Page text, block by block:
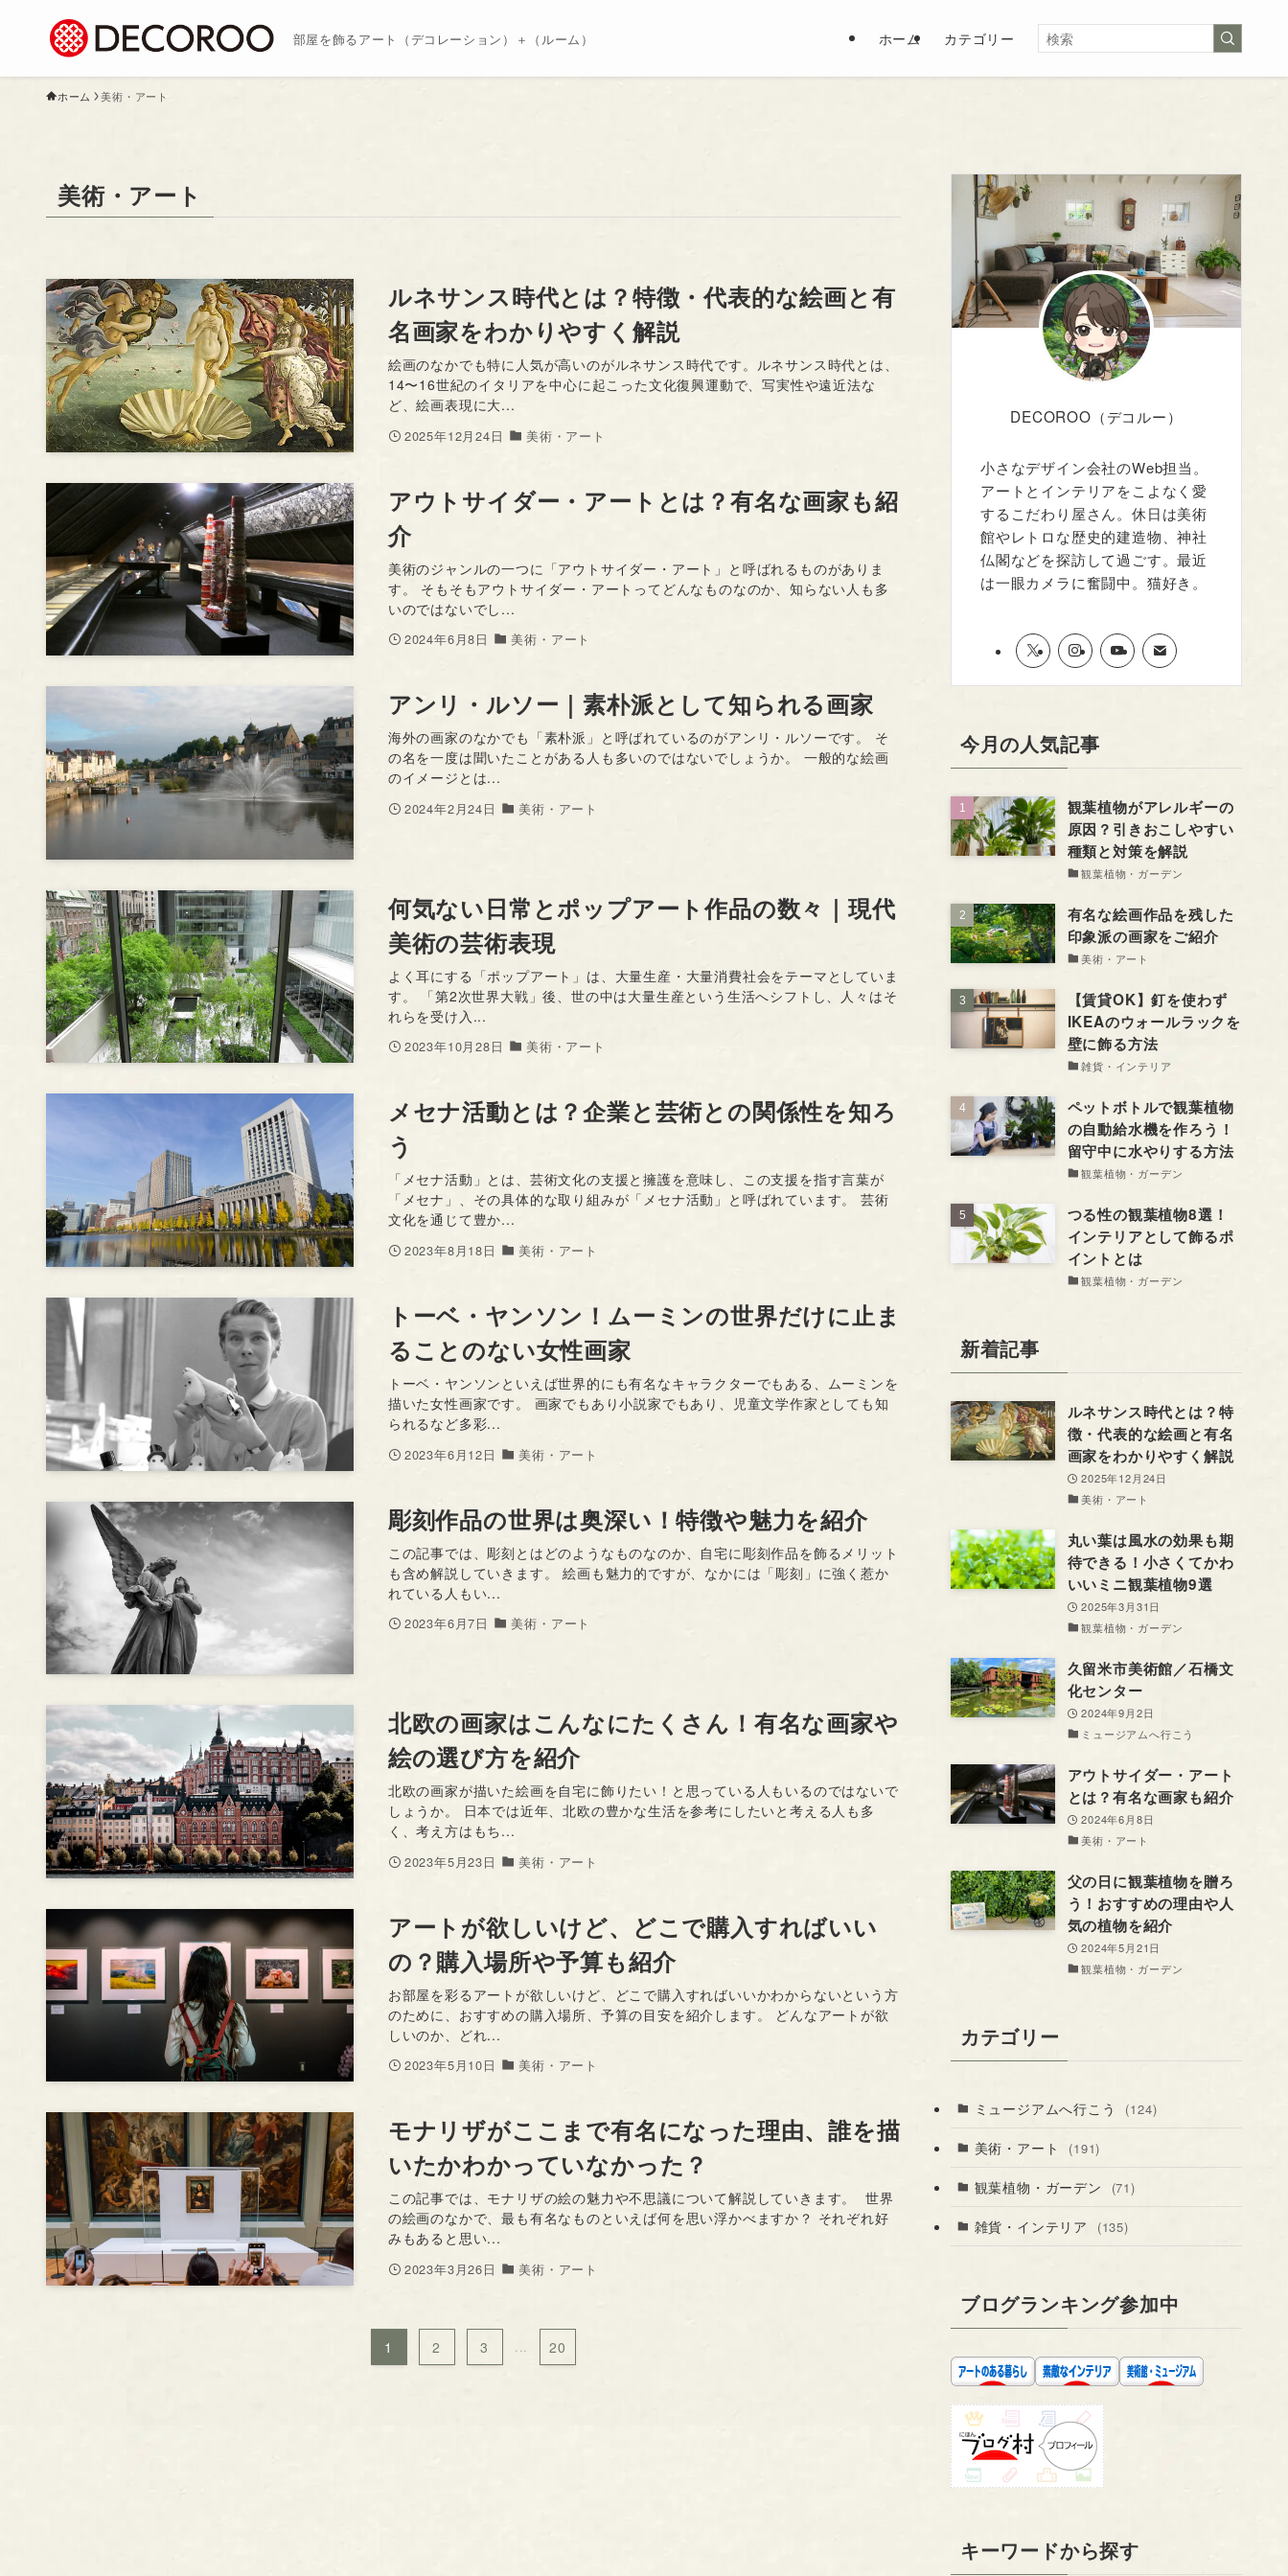
部屋を飾るアート（デコレーション）＋（ルーム） ホーム カテゴリー
ホーム 美術・アート
美術・アート
ルネサンス時代とは？特徴・代表的な絵画と有
名画家をわかりやすく解説
絵画のなかでも特に人気が高いのがルネサンス時代です。ルネサンス時代とは、
14〜16世紀のイタリアを中心に起こった文化復興運動で、写実性や遠近法な
ど、絵画表現に大...
2025年12月24日 美術・アート
アウトサイダー・アートとは？有名な画家も紹
介
美術のジャンルの一つに「アウトサイダー・アート」と呼ばれるものがありま
す。 そもそもアウトサイダー・アートってどんなものなのか、知らない人も多
いのではないでし...
2024年6月8日 美術・アート
アンリ・ルソー｜素朴派として知られる画家
海外の画家のなかでも「素朴派」と呼ばれているのがアンリ・ルソーです。 そ
の名を一度は聞いたことがある人も多いのではないでしょうか。 一般的な絵画
のイメージとは...
2024年2月24日 美術・アート
何気ない日常とポップアート作品の数々｜現代
美術の芸術表現
よく耳にする「ポップアート」は、大量生産・大量消費社会をテーマとしていま
す。 「第2次世界大戦」後、世の中は大量生産という生活へシフトし、人々はそ
れらを受け入...
2023年10月28日 美術・アート
メセナ活動とは？企業と芸術との関係性を知ろ
う
「メセナ活動」とは、芸術文化の支援と擁護を意味し、この支援を指す言葉が
「メセナ」、その具体的な取り組みが「メセナ活動」と呼ばれています。 芸術
文化を通じて豊か...
2023年8月18日 美術・アート
トーベ・ヤンソン！ムーミンの世界だけに止ま
ることのない女性画家
トーベ・ヤンソンといえば世界的にも有名なキャラクターでもある、ムーミンを
描いた女性画家です。 画家でもあり小説家でもあり、児童文学作家としても知
られるなど多彩...
2023年6月12日 美術・アート
彫刻作品の世界は奥深い！特徴や魅力を紹介
この記事では、彫刻とはどのようなものなのか、自宅に彫刻作品を飾るメリット
も含め解説していきます。 絵画も魅力的ですが、なかには「彫刻」に強く惹か
れている人もい...
2023年6月7日 美術・アート
北欧の画家はこんなにたくさん！有名な画家や
絵の選び方を紹介
北欧の画家が描いた絵画を自宅に飾りたい！と思っている人もいるのではないで
しょうか。 日本では近年、北欧の豊かな生活を参考にしたいと考える人も多
く、考え方はもち...
2023年5月23日 美術・アート
アートが欲しいけど、どこで購入すればいい
の？購入場所や予算も紹介
お部屋を彩るアートが欲しいけど、どこで購入すればいいかわからないという方
のために、おすすめの購入場所、予算の目安を紹介します。 どんなアートが欲
しいのか、どれ...
2023年5月10日 美術・アート
モナリザがここまで有名になった理由、誰を描
いたかわかっていなかった？
この記事では、モナリザの絵の魅力や不思議について解説していきます。 世界
の絵画のなかで、最も有名なものといえば何を思い浮かべますか？ それぞれ好
みもあると思い...
2023年3月26日 美術・アート
1 2 3 ... 20
DECOROO（デコルー）
小さなデザイン会社のWeb担当。
アートとインテリアをこよなく愛
するこだわり屋さん。休日は美術
館やレトロな歴史的建造物、神社
仏閣などを探訪して過ごす。最近
は一眼カメラに奮闘中。猫好き。
今月の人気記事
観葉植物がアレルギーの
原因？引きおこしやすい
種類と対策を解説
観葉植物・ガーデン
有名な絵画作品を残した
印象派の画家をご紹介
美術・アート
【賃貸OK】釘を使わず
IKEAのウォールラックを
壁に飾る方法
雑貨・インテリア
ペットボトルで観葉植物
の自動給水機を作ろう！
留守中に水やりする方法
観葉植物・ガーデン
つる性の観葉植物8選！
インテリアとして飾るポ
イントとは
観葉植物・ガーデン
新着記事
ルネサンス時代とは？特
徴・代表的な絵画と有名
画家をわかりやすく解説
2025年12月24日
美術・アート
丸い葉は風水の効果も期
待できる！小さくてかわ
いいミニ観葉植物9選
2025年3月31日
観葉植物・ガーデン
久留米市美術館／石橋文
化センター
2024年9月2日
ミュージアムへ行こう
アウトサイダー・アート
とは？有名な画家も紹介
2024年6月8日
美術・アート
父の日に観葉植物を贈ろ
う！おすすめの理由や人
気の植物を紹介
2024年5月21日
観葉植物・ガーデン
カテゴリー
ミュージアムへ行こう (124)
美術・アート (191)
観葉植物・ガーデン (71)
雑貨・インテリア (135)
ブログランキング参加中
キーワードから探す